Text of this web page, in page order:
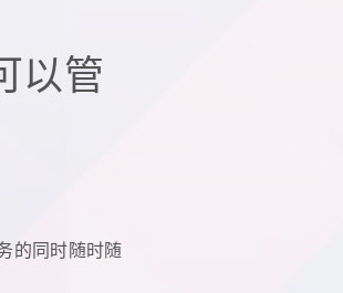
以管
的同时随时随